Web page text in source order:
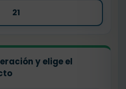
21
y elige el